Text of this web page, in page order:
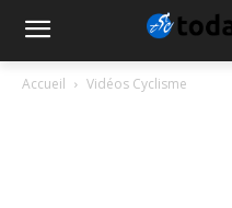
Accueil Vidéos Cyclisme